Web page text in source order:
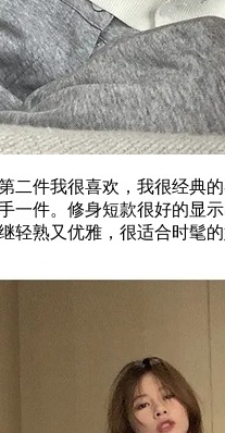
件我很喜欢，我很经典的
一件。修身短款很好的显
轻熟又优雅，很适合时髦